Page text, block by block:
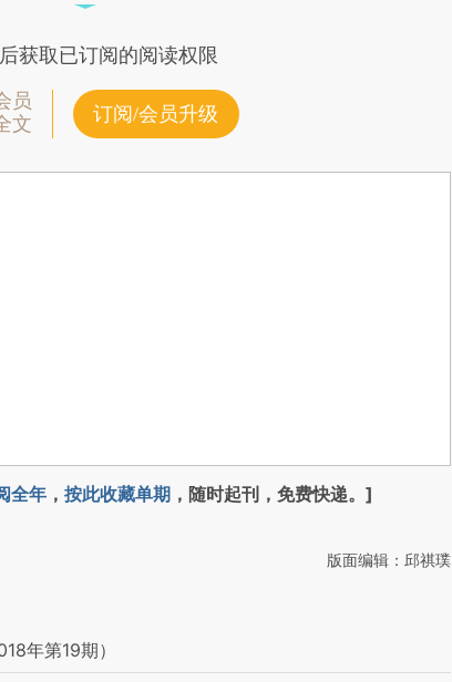
获取已订阅的阅读权限
员
文
订阅/会员升级
全年 ， 按此收藏单期 ，随时起刊，免费快递。]
版面编辑：邱祺璞
年第19期）